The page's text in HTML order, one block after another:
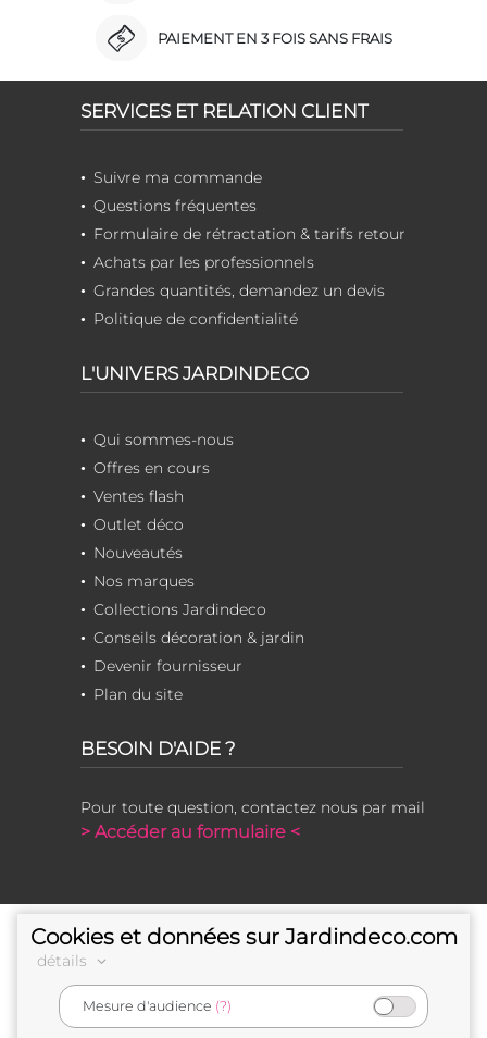
PAIEMENT EN 3 FOIS SANS FRAIS
SERVICES ET RELATION CLIENT
Suivre ma commande
Questions fréquentes
Formulaire de rétractation & tarifs retour
Achats par les professionnels
Grandes quantités, demandez un devis
Politique de confidentialité
L'UNIVERS JARDINDECO
Qui sommes-nous
Offres en cours
Ventes flash
Outlet déco
Nouveautés
Nos marques
Collections Jardindeco
Conseils décoration & jardin
Devenir fournisseur
Plan du site
BESOIN D'AIDE ?
Pour toute question, contactez nous par mail
> Accéder au formulaire <
Cookies et données sur Jardindeco.com
détails
Mesure d'audience (?)